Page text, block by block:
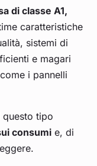
di classe A1,
caratteristiche
sistemi di
e magari
i pannelli
questo tipo
consumi e, di